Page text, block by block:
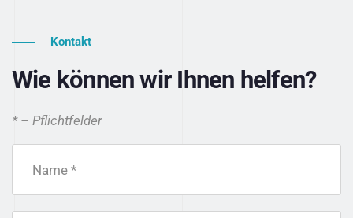
Kontakt
Wie können wir Ihnen helfen?
* – Pflichtfelder
Name *